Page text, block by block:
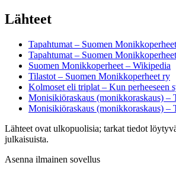
Lähteet
Tapahtumat – Suomen
Tapahtumat – Suomen
Suomen Monikkoperheet – Wikipedia
Tilastot – Suomen Monikkoperheet ry
Kolmoset eli triplat – Kun perheeseen
Monisikiöraskaus (monikkoraskaus) –
Monisikiöraskaus (monikkoraskaus) –
Lähteet ovat ulkopuolisia; tarkat tiedot
julkaisuista.
Asenna ilmainen sovellus